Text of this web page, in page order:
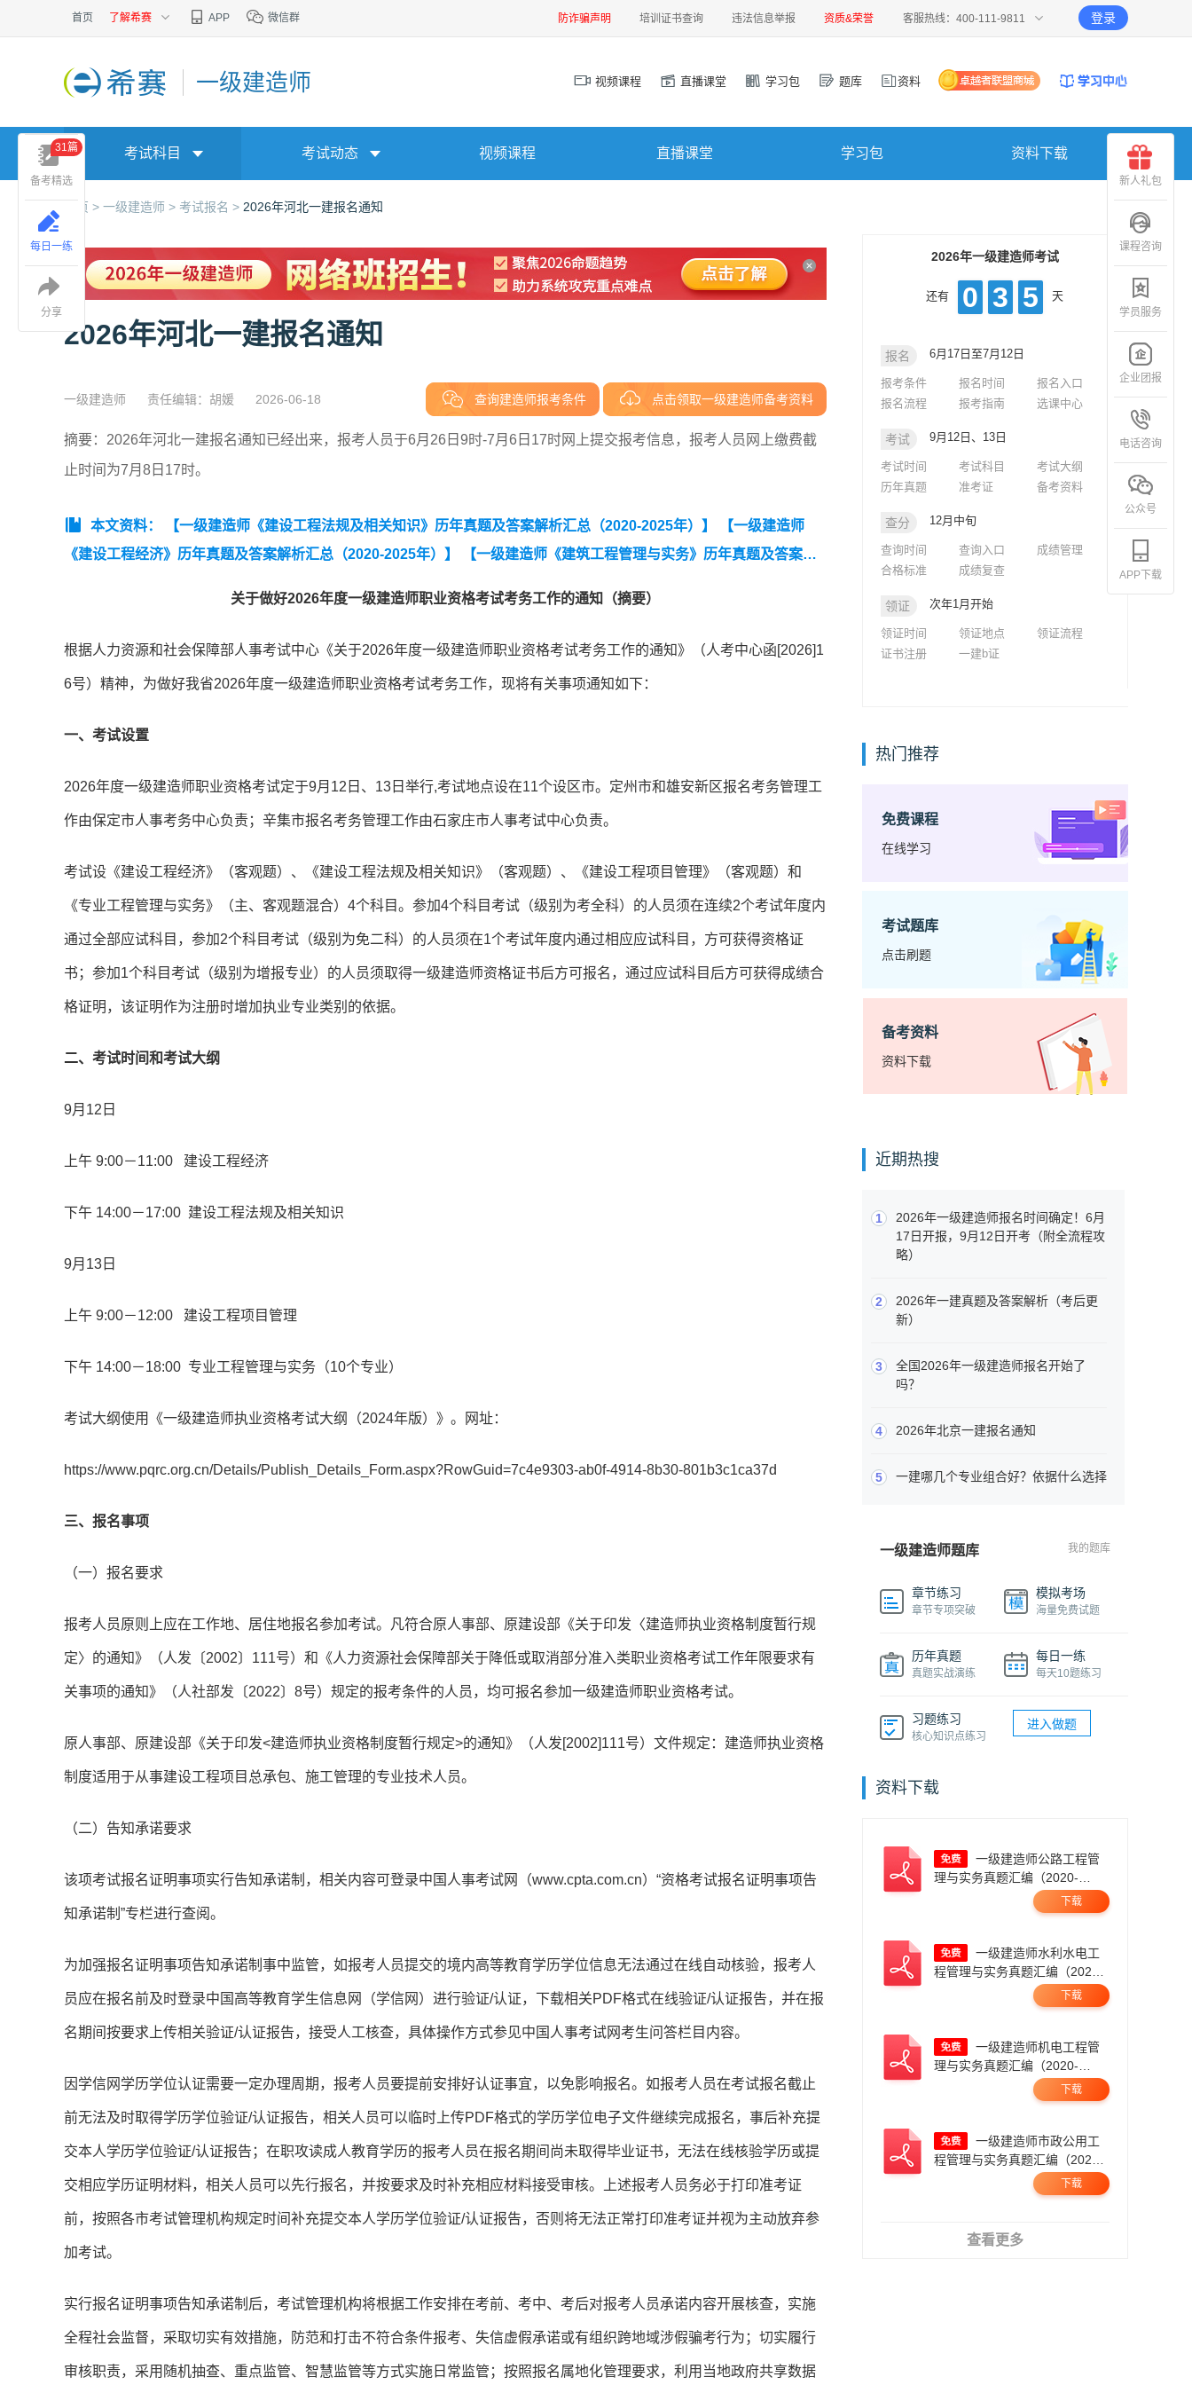
首页 了解希赛 APP 微信群 防诈骗声明 培训证书查询 违法信息举报 资质&荣誉 客服热线：400-111-9811 登录
一级建造师 视频课程 直播课堂 学习包 题库 资料
考试科目 考试动态 视频课程 直播课堂 学习包 资料下载
首页 > 一级建造师 > 考试报名 > 2026年河北一建报名通知
2026年河北一建报名通知
一级建造师 责任编辑：胡媛 2026-06-18 查询建造师报考条件 点击领取一级建造师备考资料
摘要：2026年河北一建报名通知已经出来，报考人员于6月26日9时-7月6日17时网上提交报考信息，报考人员网上缴费截
止时间为7月8日17时。
本文资料： 【一级建造师《建设工程法规及相关知识》历年真题及答案解析汇总（2020-2025年）】
【一级建造师
《建设工程经济》历年真题及答案解析汇总（2020-2025年）】
【一级建造师《建筑工程管理与实务》历年真题及答案解
关于做好2026年度一级建造师职业资格考试考务工作的通知（摘要）
根据人力资源和社会保障部人事考试中心《关于2026年度一级建造师职业资格考试考务工作的通知》（人考中心函[2026]1
6号）精神，为做好我省2026年度一级建造师职业资格考试考务工作，现将有关事项通知如下：
一、考试设置
2026年度一级建造师职业资格考试定于9月12日、13日举行,考试地点设在11个设区市。定州市和雄安新区报名考务管理工
作由保定市人事考务中心负责；辛集市报名考务管理工作由石家庄市人事考试中心负责。
考试设《建设工程经济》（客观题）、《建设工程法规及相关知识》（客观题）、《建设工程项目管理》（客观题）和
《专业工程管理与实务》（主、客观题混合）4个科目。参加4个科目考试（级别为考全科）的人员须在连续2个考试年度内
通过全部应试科目，参加2个科目考试（级别为免二科）的人员须在1个考试年度内通过相应应试科目，方可获得资格证
书；参加1个科目考试（级别为增报专业）的人员须取得一级建造师资格证书后方可报名，通过应试科目后方可获得成绩合
格证明，该证明作为注册时增加执业专业类别的依据。
二、考试时间和考试大纲
9月12日
上午 9:00－11:00 建设工程经济
下午 14:00－17:00 建设工程法规及相关知识
9月13日
上午 9:00－12:00 建设工程项目管理
下午 14:00－18:00 专业工程管理与实务（10个专业）
考试大纲使用《一级建造师执业资格考试大纲（2024年版）》。网址：
https://www.pqrc.org.cn/Details/Publish_Details_Form.aspx?RowGuid=7c4e9303-ab0f-4914-8b30-801b3c1ca37d
三、报名事项
（一）报名要求
报考人员原则上应在工作地、居住地报名参加考试。凡符合原人事部、原建设部《关于印发〈建造师执业资格制度暂行规
定〉的通知》（人发〔2002〕111号）和《人力资源社会保障部关于降低或取消部分准入类职业资格考试工作年限要求有
关事项的通知》（人社部发〔2022〕8号）规定的报考条件的人员，均可报名参加一级建造师职业资格考试。
原人事部、原建设部《关于印发<建造师执业资格制度暂行规定>的通知》（人发[2002]111号）文件规定：建造师执业资格
制度适用于从事建设工程项目总承包、施工管理的专业技术人员。
（二）告知承诺要求
该项考试报名证明事项实行告知承诺制，相关内容可登录中国人事考试网（www.cpta.com.cn）“资格考试报名证明事项告
知承诺制”专栏进行查阅。
为加强报名证明事项告知承诺制事中监管，如报考人员提交的境内高等教育学历学位信息无法通过在线自动核验，报考人
员应在报名前及时登录中国高等教育学生信息网（学信网）进行验证/认证，下载相关PDF格式在线验证/认证报告，并在报
名期间按要求上传相关验证/认证报告，接受人工核查，具体操作方式参见中国人事考试网考生问答栏目内容。
因学信网学历学位认证需要一定办理周期，报考人员要提前安排好认证事宜，以免影响报名。如报考人员在考试报名截止
前无法及时取得学历学位验证/认证报告，相关人员可以临时上传PDF格式的学历学位电子文件继续完成报名，事后补充提
交本人学历学位验证/认证报告；在职攻读成人教育学历的报考人员在报名期间尚未取得毕业证书，无法在线核验学历或提
交相应学历证明材料，相关人员可以先行报名，并按要求及时补充相应材料接受审核。上述报考人员务必于打印准考证
前，按照各市考试管理机构规定时间补充提交本人学历学位验证/认证报告，否则将无法正常打印准考证并视为主动放弃参
加考试。
实行报名证明事项告知承诺制后，考试管理机构将根据工作安排在考前、考中、考后对报考人员承诺内容开展核查，实施
全程社会监督，采取切实有效措施，防范和打击不符合条件报考、失信虚假承诺或有组织跨地域涉假骗考行为；切实履行
审核职责，采用随机抽查、重点监管、智慧监管等方式实施日常监管；按照报名属地化管理要求，利用当地政府共享数据
2026年一级建造师考试
还有 0 3 5 天
报名 6月17日至7月12日
报考条件 报名时间
报名入口
报名流程
报考指南 选课中心
考试 9月12日、13日
考试时间 考试科目
考试大纲
历年真题
准考证 备考资料
查分 12月中旬
查询时间 查询入口
成绩管理
合格标准
成绩复查
领证 次年1月开始
领证时间 领证地点
领证流程
证书注册
一建b证
热门推荐
免费课程
在线学习
考试题库
点击刷题
备考资料
资料下载
近期热搜
1
2026年一级建造师报名时间确定！6月
17日开报，9月12日开考（附全流程攻
略）
2
2026年一建真题及答案解析（考后更
新）
3
全国2026年一级建造师报名开始了
吗？
4 2026年北京一建报名通知
5 一建哪几个专业组合好？依据什么选择
一级建造师题库 我的题库
章节练习
章节专项突破
模拟考场
海量免费试题
历年真题
真题实战演练
每日一练
每天10题练习
习题练习
核心知识点练习
进入做题
资料下载
理与实务真题汇编（2020-
下载
程管理与实务真题汇编（2020-
2025，21年暂缺）.pdf
下载
理与实务真题汇编（2020-
下载
程管理与实务真题汇编（2020-
下载
查看更多
备考精选
31篇
每日一练
分享
新人礼包
课程咨询
学员服务
企业团报
电话咨询
公众号
APP下载